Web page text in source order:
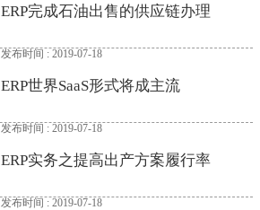
ERP完成石油出售的供应链办理
发布时间 : 2019-07-18
ERP世界SaaS形式将成主流
发布时间 : 2019-07-18
ERP实务之提高出产方案履行率
发布时间 : 2019-07-18